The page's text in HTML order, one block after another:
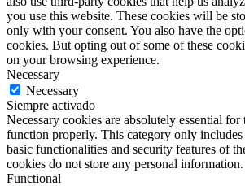
you use this website. These cookies will be
only with your consent. You also have the
cookies. But opting out of some of these
on your browsing experience.
Necessary
Necessary
Siempre activado
Necessary cookies are absolutely essential for
function properly. This category only includes
basic functionalities and security features of
cookies do not store any personal information.
Functional